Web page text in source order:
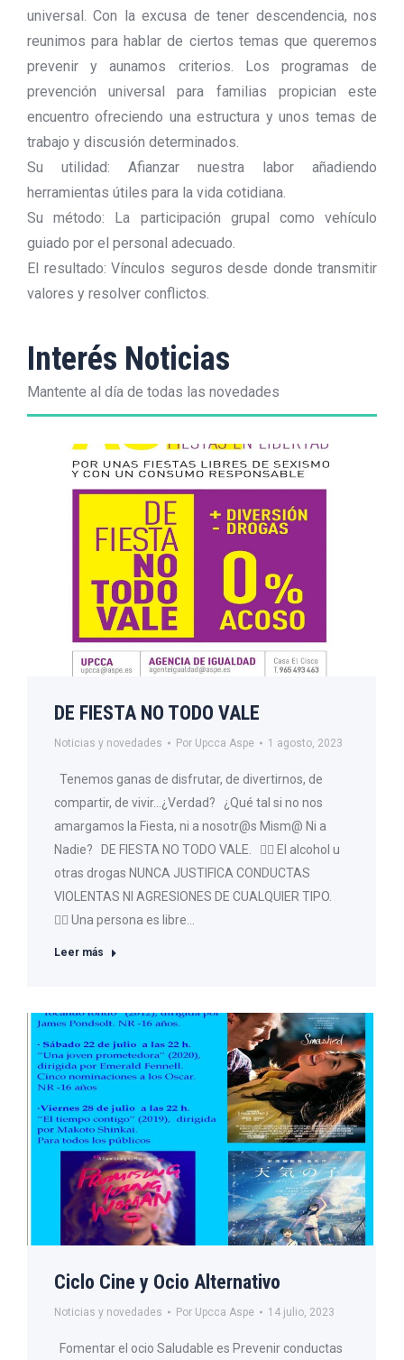
universal. Con la excusa de tener descendencia, nos
reunimos para hablar de ciertos temas que queremos
prevenir y aunamos criterios. Los programas de
prevención universal para familias propician este
encuentro ofreciendo una estructura y unos temas de
trabajo y discusión determinados.
Su utilidad: Afianzar nuestra labor añadiendo
herramientas útiles para la vida cotidiana.
Su método: La participación grupal como vehículo
guiado por el personal adecuado.
El resultado: Vínculos seguros desde donde transmitir
valores y resolver conflictos.
Interés Noticias
Mantente al día de todas las novedades
DE FIESTA NO TODO VALE
Noticias y novedades Por Upcca Aspe 1 agosto, 2023
Tenemos ganas de disfrutar, de divertirnos, de
compartir, de vivir…¿Verdad? ¿Qué tal si no nos
amargamos la Fiesta, ni a nosotr@s Mism@ Ni a
Nadie? DE FIESTA NO TODO VALE. 👉🏻 El alcohol u
otras drogas NUNCA JUSTIFICA CONDUCTAS
VIOLENTAS NI AGRESIONES DE CUALQUIER TIPO.
👉🏻 Una persona es libre…
Leer más
Ciclo Cine y Ocio Alternativo
Noticias y novedades Por Upcca Aspe 14 julio, 2023
Fomentar el ocio Saludable es Prevenir conductas